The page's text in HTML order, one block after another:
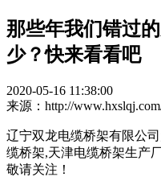
那些年我们错过
少？快来看看吧
2020-05-16 11:38:00
来源：http://
辽宁双龙电缆桥架有限公
缆桥架,天津电缆桥架生产
敬请关注！